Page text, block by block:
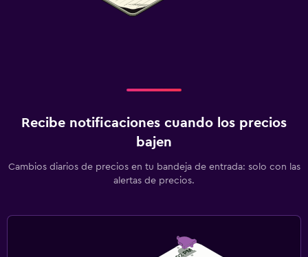
Recibe notificaciones cuando los precios
bajen
Cambios diarios de precios en tu bandeja de entrada: solo con las
alertas de precios.